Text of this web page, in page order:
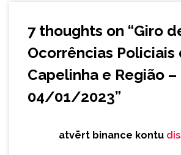
7 thoughts on “Giro
Ocorrências Policiais
Capelinha e Região –
04/01/2023”
atvērt binance kontu